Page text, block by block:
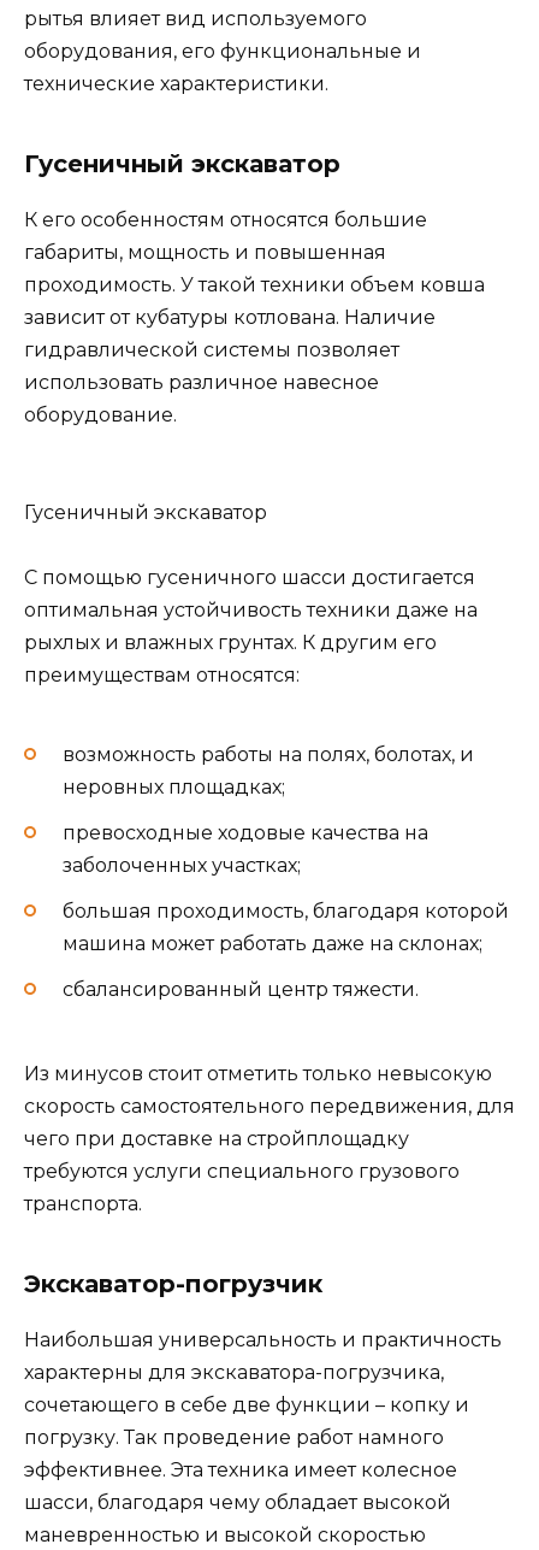
рытья влияет вид используемого
оборудования, его функциональные и
технические характеристики.
Гусеничный экскаватор
К его особенностям относятся большие
габариты, мощность и повышенная
проходимость. У такой техники объем ковша
зависит от кубатуры котлована. Наличие
гидравлической системы позволяет
использовать различное навесное
оборудование.
Гусеничный экскаватор
С помощью гусеничного шасси достигается
оптимальная устойчивость техники даже на
рыхлых и влажных грунтах. К другим его
преимуществам относятся:
возможность работы на полях, болотах, и
неровных площадках;
превосходные ходовые качества на
заболоченных участках;
большая проходимость, благодаря которой
машина может работать даже на склонах;
сбалансированный центр тяжести.
Из минусов стоит отметить только невысокую
скорость самостоятельного передвижения, для
чего при доставке на стройплощадку
требуются услуги специального грузового
транспорта.
Экскаватор-погрузчик
Наибольшая универсальность и практичность
характерны для экскаватора-погрузчика,
сочетающего в себе две функции – копку и
погрузку. Так проведение работ намного
эффективнее. Эта техника имеет колесное
шасси, благодаря чему обладает высокой
маневренностью и высокой скоростью